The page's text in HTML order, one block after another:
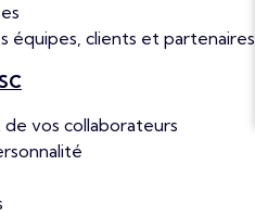
équipes, clients et partenaires
vos collaborateurs